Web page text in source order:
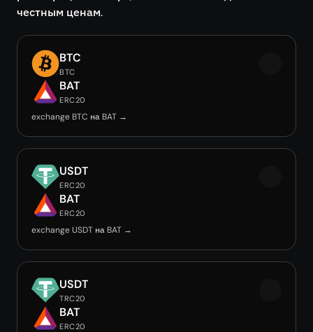
честным ценам.
BTC
BTC
BAT
ERC20
exchange BTC на BAT →
USDT
ERC20
BAT
ERC20
exchange USDT на BAT →
USDT
TRC20
BAT
ERC20